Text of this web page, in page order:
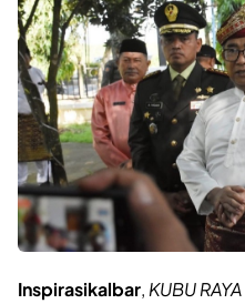
Inspirasikalbar, KUBU RAYA